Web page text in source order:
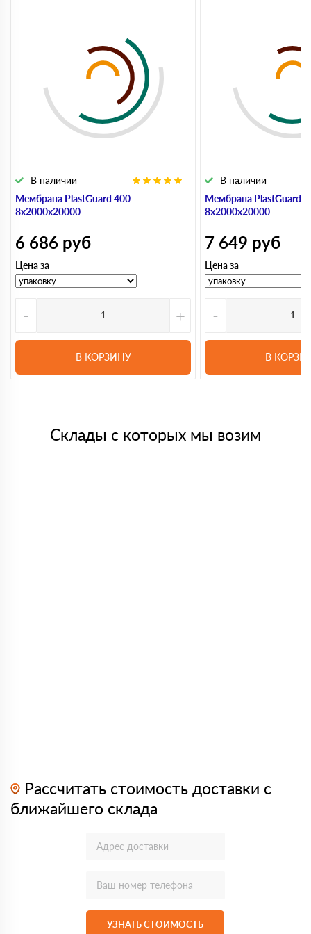
Мембрана PlastGuard 400
8х2000х20000
В наличии
6 686 руб
Цена за
- +
В КОРЗИНУ
Мембрана PlastGuard
8х2000х20000
В наличии
7 649 руб
Цена за
-
В
Склады с которых мы возим
Рассчитать стоимость доставки с
ближайшего склада
УЗНАТЬ СТОИМОСТЬ